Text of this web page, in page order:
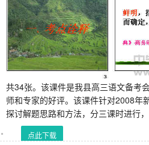
共34张。该课件是我县高三语文备考
师和专家的好评。该课件针对2008年
探讨解题思路和方法，分三课时进行，
点此下载